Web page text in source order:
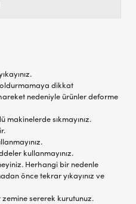
dikkat
nedeniyle ürünler deforme
makinelerde sıkmayınız.
kullanmayınız.
Herhangi bir nedenle
önce tekrar yıkayınız ve
sererek kurutunuz.